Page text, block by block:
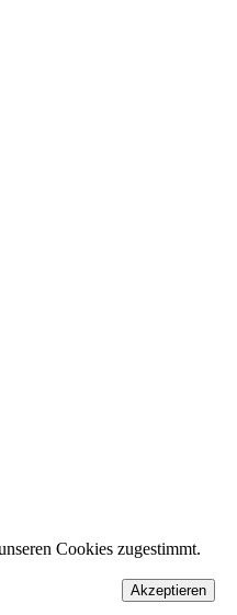
Cookies zugestimmt.
Akzeptieren